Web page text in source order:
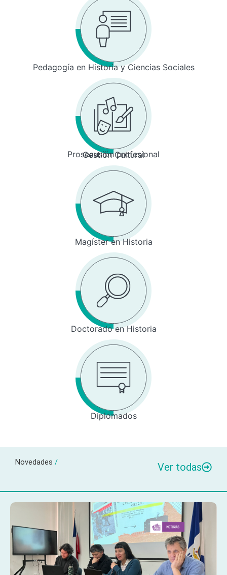
Pedagogía en Historia y Ciencias Sociales
Prosecusión profesional
Gestión Cultural
Magíster en Historia
Doctorado en Historia
Diplomados
Novedades / Ver todas